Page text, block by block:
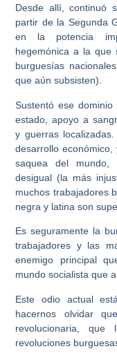
Desde allí, continuó
partir de la Segunda
en la potencia
hegemónica a la que
burguesías
que aún subsisten).
Sustentó ese
estado, apoyo a
y guerras
desarrollo
saquea del
desigual (la más
muchos trabajadores
negra y latina son
Es seguramente la
trabajadores y las
enemigo principal
mundo socialista que
Este odio actual
hacernos olvidar
revolucionaria,
revoluciones